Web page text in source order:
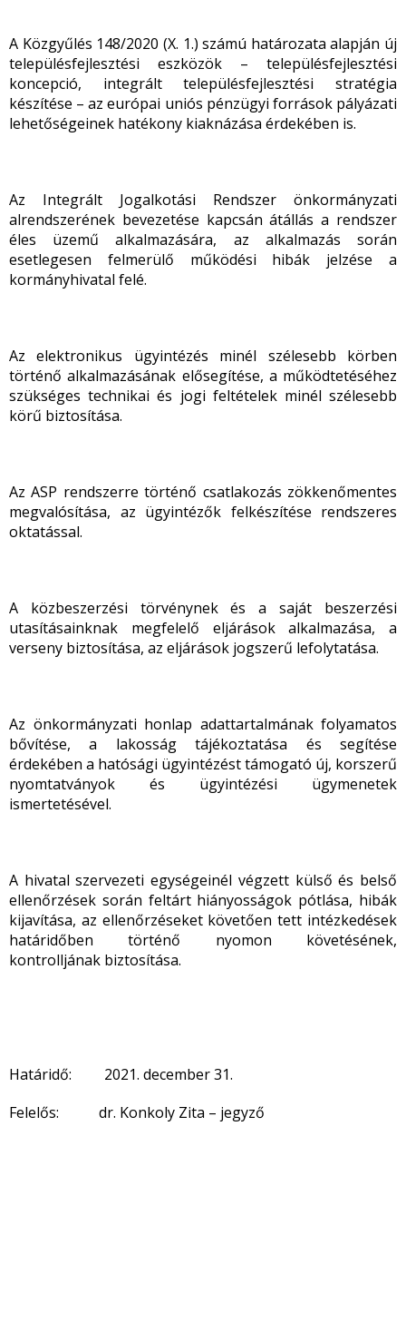
A Közgyűlés 148/2020 (X. 1.) számú határozata alapján új
településfejlesztési eszközök – településfejlesztési
koncepció, integrált településfejlesztési stratégia
készítése – az európai uniós pénzügyi források pályázati
lehetőségeinek hatékony kiaknázása érdekében is.
Az Integrált Jogalkotási Rendszer önkormányzati
alrendszerének bevezetése kapcsán átállás a rendszer
éles üzemű alkalmazására, az alkalmazás során
esetlegesen felmerülő működési hibák jelzése a
kormányhivatal felé.
Az elektronikus ügyintézés minél szélesebb körben
történő alkalmazásának elősegítése, a működtetéséhez
szükséges technikai és jogi feltételek minél szélesebb
körű biztosítása.
Az ASP rendszerre történő csatlakozás zökkenőmentes
megvalósítása, az ügyintézők felkészítése rendszeres
oktatással.
A közbeszerzési törvénynek és a saját beszerzési
utasításainknak megfelelő eljárások alkalmazása, a
verseny biztosítása, az eljárások jogszerű lefolytatása.
Az önkormányzati honlap adattartalmának folyamatos
bővítése, a lakosság tájékoztatása és segítése
érdekében a hatósági ügyintézést támogató új, korszerű
nyomtatványok és ügyintézési ügymenetek
ismertetésével.
A hivatal szervezeti egységeinél végzett külső és belső
ellenőrzések során feltárt hiányosságok pótlása, hibák
kijavítása, az ellenőrzéseket követően tett intézkedések
határidőben történő nyomon követésének,
kontrolljának biztosítása.
Határidő: 2021. december 31.
Felelős: dr. Konkoly Zita – jegyző